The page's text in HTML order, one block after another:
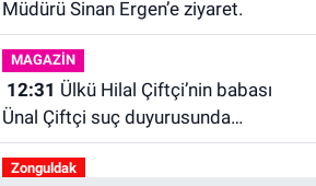
Müdürü Sinan Ergen’e ziyaret.
MAGAZİN
12:31
Ünal Çiftçi suç duyurusunda
bulundu. Birlikte çekilen kareler
ortaya çıktı.
Zonguldak